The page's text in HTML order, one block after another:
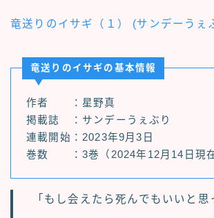
竜送りのイサギ（１） (サンデーうぇ
竜送りのイサギの基本情報
作者 ：星野真
掲載誌 ：サンデーうぇぶり
連載開始：2023年9月3日
巻数 ：3巻（2024年12月14日現在
「もし会えたら死んでもいいと思